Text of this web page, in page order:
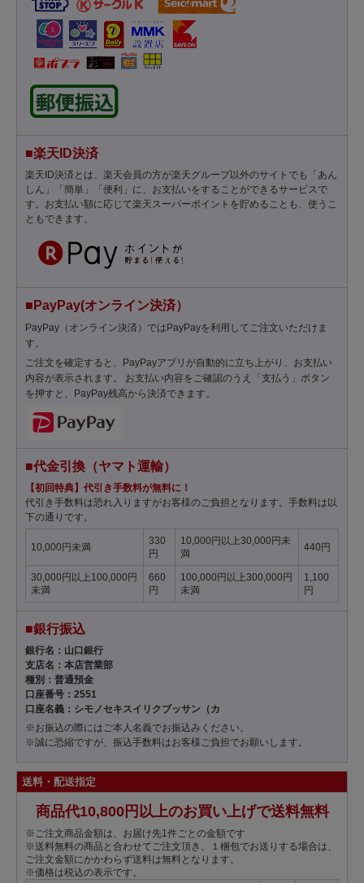
■楽天ID決済
楽天ID決済とは、楽天会員の方が楽天グループ以外のサイトでも「あん
しん」「簡単」「便利」に、お支払いをすることができるサービスで
す。お支払い額に応じて楽天スーパーポイントを貯めることも、使うこ
ともできます。
■PayPay(オンライン決済）
PayPay（オンライン決済）ではPayPayを利用してご注文いただけま
す。
ご注文を確定すると、PayPayアプリが自動的に立ち上がり、お支払い
内容が表示されます。 お支払い内容をご確認のうえ「支払う」ボタン
を押すと、PayPay残高から決済できます。
■代金引換（ヤマト運輸）
【初回特典】代引き手数料が無料に！
代引き手数料は恐れ入りますがお客様のご負担となります。手数料は以
下の通りです。
10,000円未満
330
円
10,000円以上30,000円未
満
440円
30,000円以上100,000円
未満
660
円
100,000円以上300,000円
未満
1,100
円
■銀行振込
銀行名：山口銀行
支店名：本店営業部
種別：普通預金
口座番号：2551
口座名義：シモノセキスイリクブッサン（カ
※お振込の際にはご本人名義でお振込みください。
※誠に恐縮ですが、振込手数料はお客様ご負担でお願いします。
送料・配送指定
商品代10,800円以上のお買い上げで送料無料
※ご注文商品金額は、お届け先1件ごとの金額です
※送料無料の商品と合わせてご注文頂き、１梱包でお送りする場合は、
ご注文金額にかかわらず送料は無料となります。
※価格は税込の表示です。